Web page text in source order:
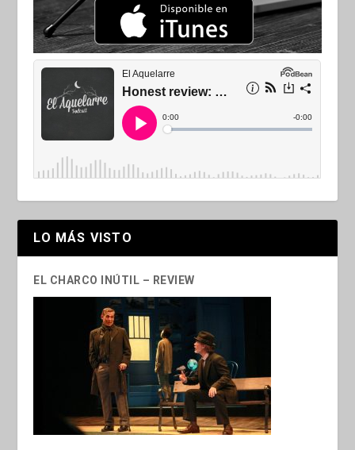
LO MÁS VISTO
EL CHARCO INÚTIL – REVIEW